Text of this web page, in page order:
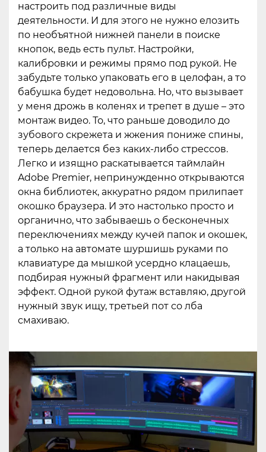
настроить под различные виды
деятельности. И для этого не нужно елозить
по необъятной нижней панели в поиске
кнопок, ведь есть пульт. Настройки,
калибровки и режимы прямо под рукой. Не
забудьте только упаковать его в целофан, а то
бабушка будет недовольна. Но, что вызывает
у меня дрожь в коленях и трепет в душе – это
монтаж видео. То, что раньше доводило до
зубового скрежета и жжения пониже спины,
теперь делается без каких-либо стрессов.
Легко и изящно раскатывается таймлайн
Adobe Premier, непринужденно открываются
окна библиотек, аккуратно рядом прилипает
окошко браузера. И это настолько просто и
органично, что забываешь о бесконечных
переключениях между кучей папок и окошек,
а только на автомате шуршишь руками по
клавиатуре да мышкой усердно клацаешь,
подбирая нужный фрагмент или накидывая
эффект. Одной рукой футаж вставляю, другой
нужный звук ищу, третьей пот со лба
смахиваю.